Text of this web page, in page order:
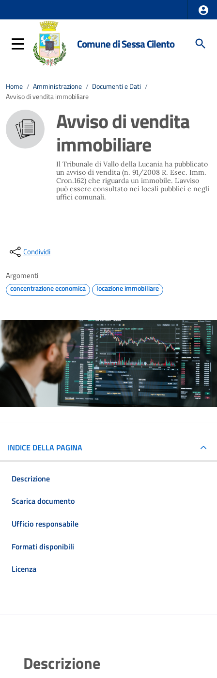
Comune di Sessa Cilento
Home / Amministrazione / Documenti e Dati /
Avviso di vendita immobiliare
Avviso di vendita
immobiliare
Il Tribunale di Vallo della Lucania ha pubblicato
un avviso di vendita (n. 91/2008 R. Esec. Imm.
Cron.162) che riguarda un immobile. L'avviso
può essere consultato nei locali pubblici e negli
uffici comunali.
Condividi
Argomenti
concentrazione economica locazione immobiliare
INDICE DELLA PAGINA
Descrizione
Scarica documento
Ufficio responsabile
Formati disponibili
Licenza
Descrizione